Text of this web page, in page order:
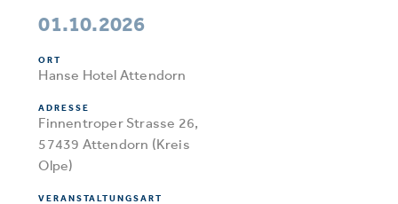
01.10.2026
ORT
Hanse Hotel Attendorn
ADRESSE
Finnentroper Strasse 26,
57439 Attendorn (Kreis
Olpe)
VERANSTALTUNGSART